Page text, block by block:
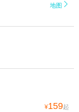
地图 
¥159起